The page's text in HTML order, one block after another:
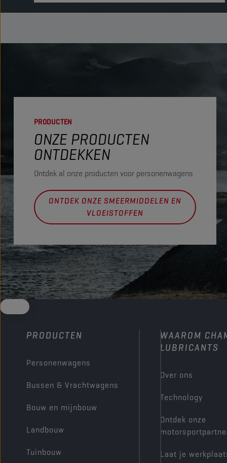
PRODUCTEN
ONZE PRODUCTEN
ONTDEKKEN
Ontdek al onze producten voor personenwagens
ONTDEK ONZE SMEERMIDDELEN EN
VLOEISTOFFEN
PRODUCTEN
Personenwagens
Bussen & Vrachtwagens
Bouw en mijnbouw
Landbouw
Tuinbouw
WAAROM
LUBRICANTS
Over ons
Technology
Ontdek onze
Laat je